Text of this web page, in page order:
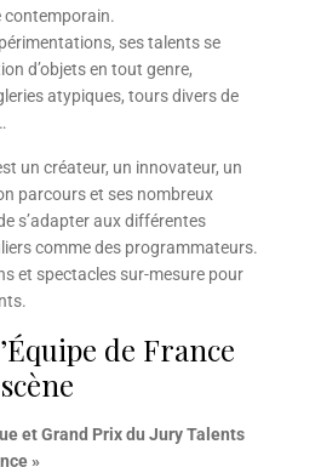
contemporain.
ses talents se
d’objets en tout genre,
atypiques, tours divers de
un créateur, un innovateur, un
parcours et ses nombreux
s’adapter aux différentes
comme des programmateurs.
et spectacles sur-mesure pour
de France
et Grand Prix du Jury Talents
»